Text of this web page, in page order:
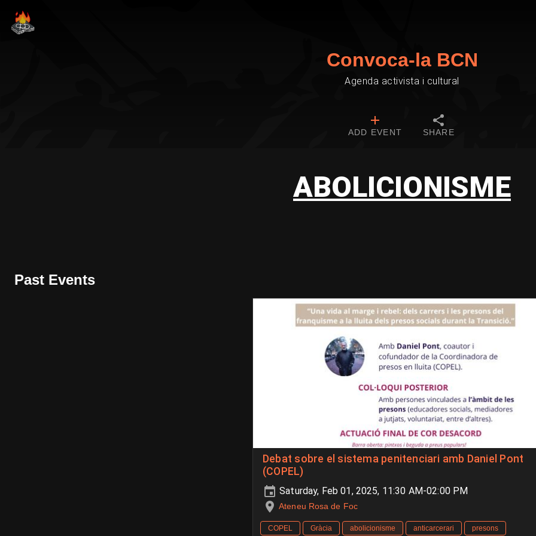
Convoca-la BCN
Agenda activista i cultural
ADD EVENT SHARE
ABOLICIONISME
Past Events
Debat sobre el sistema penitenciari amb Daniel Pont
(COPEL)
Saturday, Feb 01, 2025, 11:30 AM-02:00 PM
Ateneu Rosa de Foc
COPEL Gràcia abolicionisme anticarcerari presons